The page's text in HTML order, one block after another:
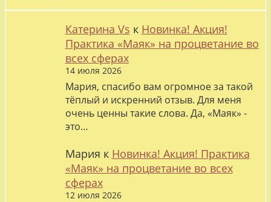
Катерина Vs к Новинка! Акция!
Практика «Маяк» на процветание во
всех сферах
14 июля 2026
Мария, спасибо вам огромное за такой
тёплый и искренний отзыв. Для меня
очень ценны такие слова. Да, «Маяк» -
это…
Мария к Новинка! Акция! Практика
«Маяк» на процветание во всех
сферах
12 июля 2026